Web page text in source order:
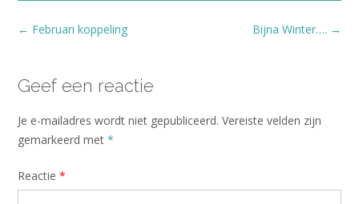
Bericht
Bijna Winter…. →
← Februari koppeling
Geef een reactie
Je e-mailadres wordt niet gepubliceerd. Vereiste velden zijn
gemarkeerd met *
Reactie *